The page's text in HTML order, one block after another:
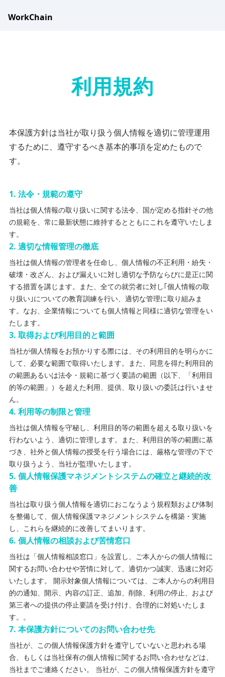
WorkChain
利用規約
本保護方針は当社が取り扱う個人情報を適切に管理運用
するために、遵守するべき基本的事項を定めたもので
す。
1. 法令・規範の遵守
当社は個人情報の取り扱いに関する法令、国が定める指針その他
の規範を、常に最新状態に維持するとともにこれを遵守いたしま
す。
2. 適切な情報管理の徹底
当社は個人情報の管理者を任命し、個人情報の不正利用・紛失・
破壊・改ざん、および漏えいに対し適切な予防ならびに是正に関
する措置を講じます。また、全ての就労者に対し｢個人情報の取
り扱い｣についての教育訓練を行い、適切な管理に取り組みま
す。なお、企業情報についても個人情報と同様に適切な管理をい
たします。
3. 取得および利用目的と範囲
当社が個人情報をお預かりする際には、その利用目的を明らかに
して、必要な範囲で取得いたします。また、同意を得た利用目的
の範囲あるいは法令・規範に基づく要請の範囲（以下、「利用目
的等の範囲」）を超えた利用、提供、取り扱いの委託は行いませ
ん。
4. 利用等の制限と管理
当社は個人情報を守秘し、利用目的等の範囲を超える取り扱いを
行わないよう、適切に管理します。また、利用目的等の範囲に基
づき、社外と個人情報の授受を行う場合には、厳格な管理の下で
取り扱うよう、当社が監理いたします。
5. 個人情報保護マネジメントシステムの確立と継続的改
善
当社は取り扱う個人情報を適切におこなうよう規程類および体制
を整備して、個人情報保護マネジメントシステムを構築・実施
し、これらを継続的に改善してまいります。
6. 個人情報の相談および苦情窓口
当社は「個人情報相談窓口」を設置し、ご本人からの個人情報に
関するお問い合わせや苦情に対して、適切かつ誠実、迅速に対応
いたします。 開示対象個人情報については、ご本人からの利用目
的の通知、開示、内容の訂正、追加、削除、利用の停止、および
第三者への提供の停止要請を受け付け、合理的に対処いたしま
す。。
7. 本保護方針についてのお問い合わせ先
当社が、この個人情報保護方針を遵守していないと思われる場
合、もしくは当社保有の個人情報に関するお問い合わせなどは、
当社までご連絡ください。 当社が、この個人情報保護方針を遵守